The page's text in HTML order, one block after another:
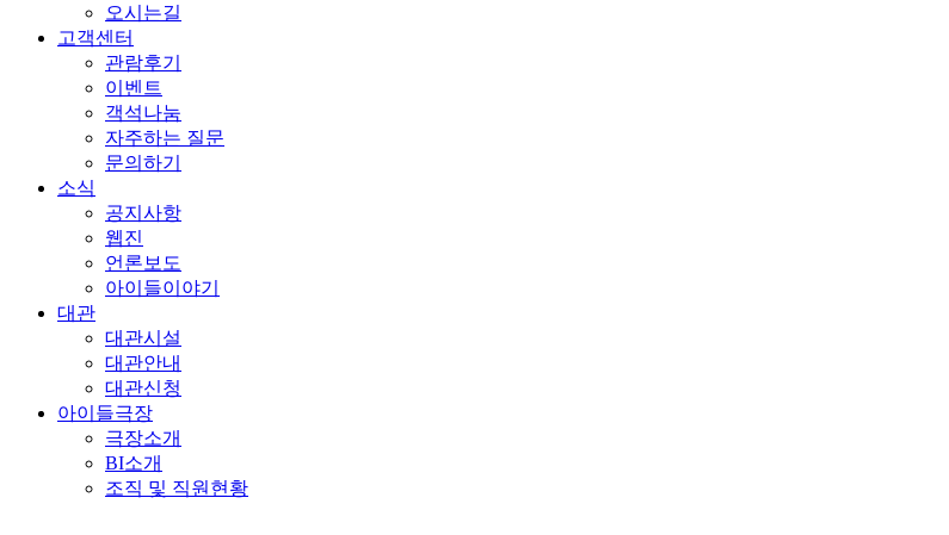
오시는길
고객센터
관람후기
이벤트
객석나눔
자주하는 질문
문의하기
소식
공지사항
웹진
언론보도
아이들이야기
대관
대관시설
대관안내
대관신청
아이들극장
극장소개
BI소개
조직 및 직원현황